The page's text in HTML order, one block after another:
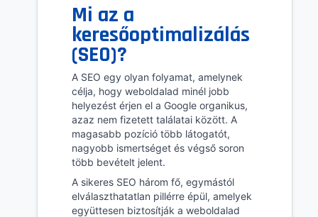
Mi az a
keresőoptimalizálás
(SEO)?
A SEO egy olyan folyamat, amelynek
célja, hogy weboldalad minél jobb
helyezést érjen el a Google organikus,
azaz nem fizetett találatai között. A
magasabb pozíció több látogatót,
nagyobb ismertséget és végső soron
több bevételt jelent.
A sikeres SEO három fő, egymástól
elválaszthatatlan pillérre épül, amelyek
együttesen biztosítják a weboldalad